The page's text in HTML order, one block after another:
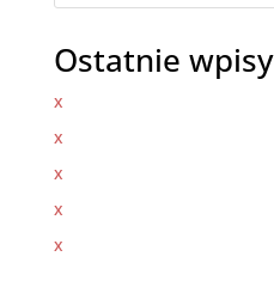
Ostatnie wpisy
x
x
x
x
x